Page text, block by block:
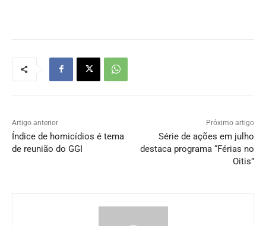
Artigo anterior
Índice de homicídios é tema
de reunião do GGI
Próximo artigo
Série de ações em julho
destaca programa “Férias no
Oitis”